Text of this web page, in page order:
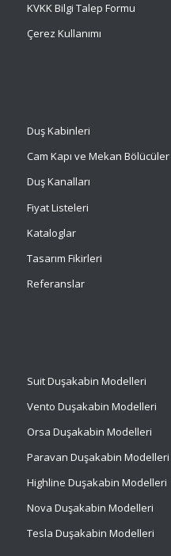
KVKK Bilgi Talep Formu
Çerez Kullanımı
Duş Kabinleri
Cam Kapı ve Mekan Bölücüler
Duş Kanalları
Fiyat Listeleri
Kataloglar
Tasarım Fikirleri
Referanslar
SuitDuşakabin Modelleri
Vento Duşakabin Modelleri
Orsa Duşakabin Modelleri
Paravan Duşakabin Modelleri
Highline Duşakabin Modelleri
Nova Duşakabin Modelleri
Tesla Duşakabin Modelleri